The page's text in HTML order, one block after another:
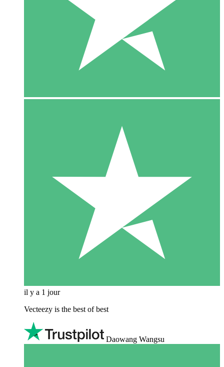
il y a 1 jour
Vecteezy is the best of best
Daowang Wangsu